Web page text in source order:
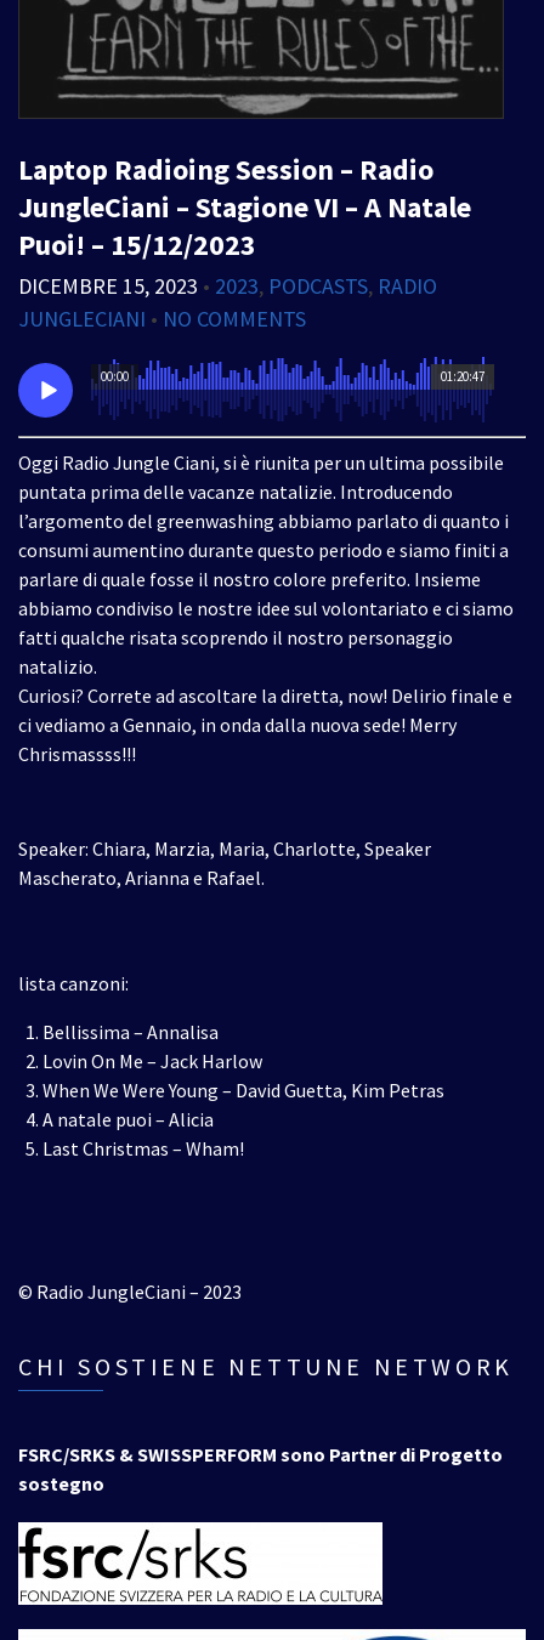
Laptop Radioing Session – Radio
JungleCiani – Stagione VI – A Natale
Puoi! – 15/12/2023
DICEMBRE 15, 2023 • 2023, PODCASTS, RADIO
JUNGLECIANI • NO COMMENTS
01:20:47
00:00
Oggi Radio Jungle Ciani, si è riunita per un ultima possibile
puntata prima delle vacanze natalizie. Introducendo
l’argomento del greenwashing abbiamo parlato di quanto i
consumi aumentino durante questo periodo e siamo finiti a
parlare di quale fosse il nostro colore preferito. Insieme
abbiamo condiviso le nostre idee sul volontariato e ci siamo
fatti qualche risata scoprendo il nostro personaggio
natalizio.
Curiosi? Correte ad ascoltare la diretta, now! Delirio finale e
ci vediamo a Gennaio, in onda dalla nuova sede! Merry
Chrismassss!!!
Speaker: Chiara, Marzia, Maria, Charlotte, Speaker
Mascherato, Arianna e Rafael.
lista canzoni:
Bellissima – Annalisa
Lovin On Me – Jack Harlow
When We Were Young – David Guetta, Kim Petras
A natale puoi – Alicia
Last Christmas – Wham!
© Radio JungleCiani – 2023
CHI SOSTIENE NETTUNE NETWORK
FSRC/SRKS & SWISSPERFORM sono Partner di Progetto
sostegno